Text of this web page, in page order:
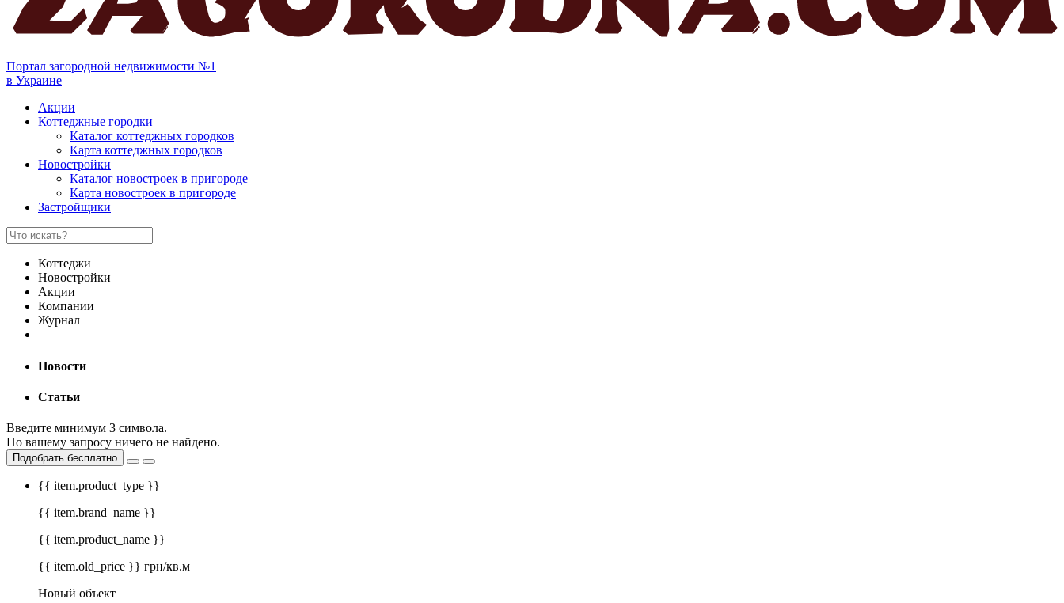
Портал загородной недвижимости №1
в Украине
Акции
Коттеджные городки
Каталог коттеджных городков
Карта коттеджных городков
Новостройки
Каталог новостроек в пригороде
Карта новостроек в пригороде
Застройщики
Коттеджи
Новостройки
Акции
Компании
Журнал
Новости
Статьи
Введите минимум 3 символа.
По вашему запросу ничего не найдено.
Подобрать бесплатно
{{ item.product_type }}
{{ item.brand_name }}
{{ item.product_name }}
{{ item.old_price }} грн/кв.м
Новый объект